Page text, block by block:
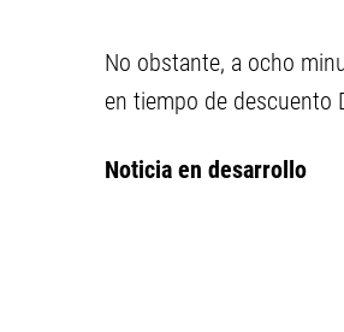
No obstante, a ocho
en tiempo de descuento
Noticia en desarrollo